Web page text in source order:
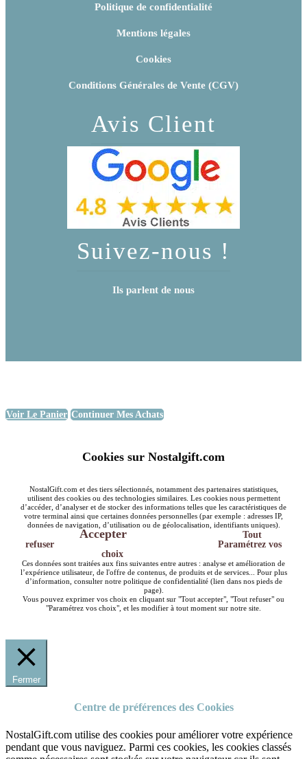
Politique de confidentialité
Mentions légales
Cookies
Conditions Générales de Vente (CGV)
Avis Client
Suivez-nous !
Ils parlent de nous
Voir Le Panier Continuer Mes Achats
Cookies sur Nostalgift.com
NostalGift.com et des tiers sélectionnés, notamment des partenaires statistiques,
utilisent des cookies ou des technologies similaires. Les cookies nous permettent
d’accéder, d’analyser et de stocker des informations telles que les caractéristiques de
votre terminal ainsi que certaines données personnelles (par exemple : adresses IP,
données de navigation, d’utilisation ou de géolocalisation, identifiants uniques).
Accepter
Tout
refuser
Paramétrez vos
choix
Ces données sont traitées aux fins suivantes entre autres : analyse et amélioration de
l’expérience utilisateur, de l'offre de contenus, de produits et de services... Pour plus
d’information, consulter notre politique de confidentialité (lien dans nos pieds de
page).
Vous pouvez exprimer vos choix en cliquant sur "Tout accepter", "Tout refuser" ou
"Paramétrez vos choix", et les modifier à tout moment sur notre site.
Fermer
Centre de préférences des Cookies
NostalGift.com utilise des cookies pour améliorer votre expérience
pendant que vous naviguez. Parmi ces cookies, les cookies classés